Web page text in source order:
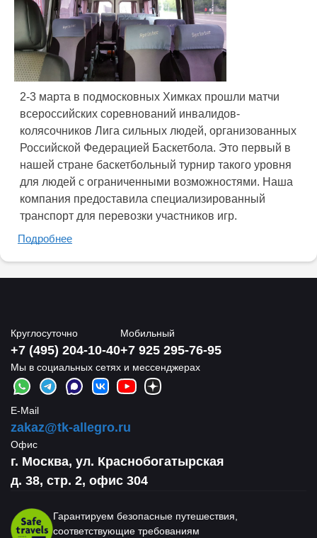
2-3 марта в подмосковных Химках прошли матчи
всероссийских соревнований инвалидов-
колясочников Лига сильных людей, организованных
Российской Федерацией Баскетбола. Это первый в
нашей стране баскетбольный турнир такого уровня
для людей с ограниченными возможностями. Наша
компания предоставила специализированный
транспорт для перевозки участников игр.
Подробнее
Круглосуточно
+7 (495) 204-10-40
Мобильный
+7 925 295-76-95
Мы в социальных сетях и мессенджерах
E-Mail
zakaz@tk-allegro.ru
Офис
г. Москва, ул. Краснобогатырская
д. 38, стр. 2, офис 304
Гарантируем безопасные путешествия,
соответствующие требованиям